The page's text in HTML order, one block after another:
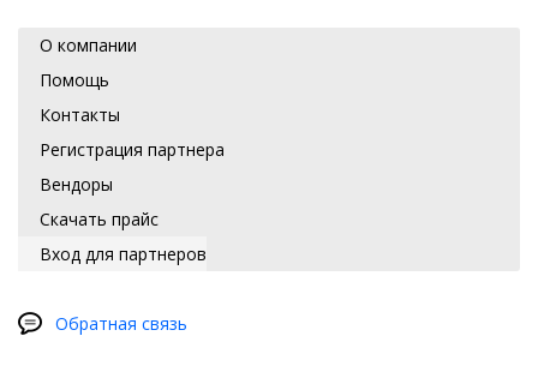
О компании
Помощь
Контакты
Регистрация партнера
Вендоры
Скачать прайс
Вход для партнеров
Обратная связь